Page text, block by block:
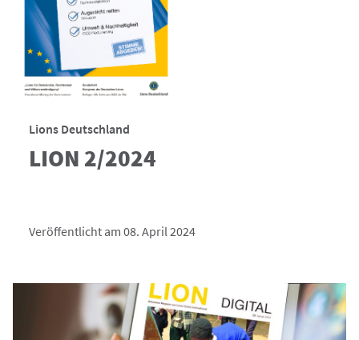
Lions Deutschland
LION 2/2024
Veröffentlicht am 08. April 2024